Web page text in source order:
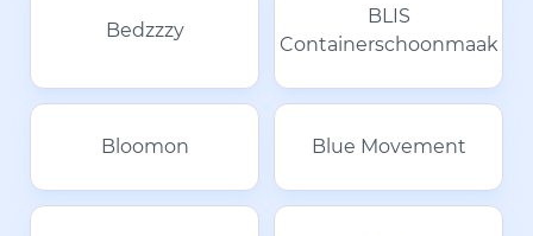
Bedzzzy
BLIS
Containerschoonmaak
Bloomon Blue Movement